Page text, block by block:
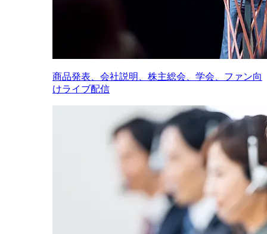
商品発表、会社説明、株主総会、学会、ファン向
けライブ配信